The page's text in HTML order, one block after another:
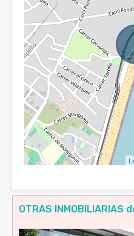
OTRAS INMOBILIARIAS